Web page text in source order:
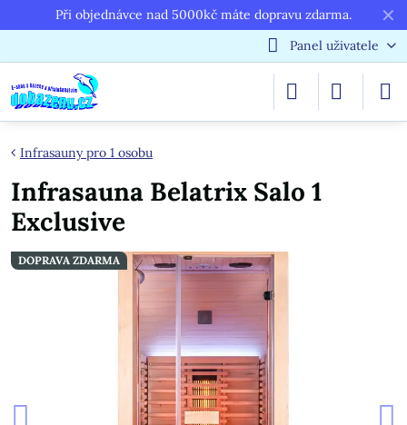
✕
Při objednávce nad 5000kč máte dopravu zdarma.
Panel uživatele
DOPRAVA ZDARMA
Infrasauny pro 1 osobu
Infrasauna Belatrix Salo 1
Exclusive